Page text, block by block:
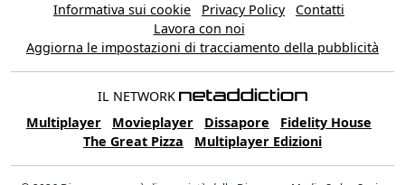
Informativa sui cookie Privacy Policy
Contatti
Lavora con noi
Aggiorna le impostazioni di tracciamento della pubblicità
IL NETWORK
Multiplayer
Movieplayer Dissapore
Fidelity House
The Great Pizza
Multiplayer Edizioni